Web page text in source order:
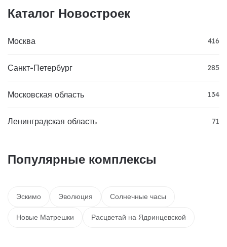
Каталог Новостроек
Москва 416
Санкт-Петербург 285
Московская область 134
Ленинградская область 71
Популярные комплексы
Эскимо Эволюция Солнечные часы
Новые Матрешки Расцветай на Ядринцевской